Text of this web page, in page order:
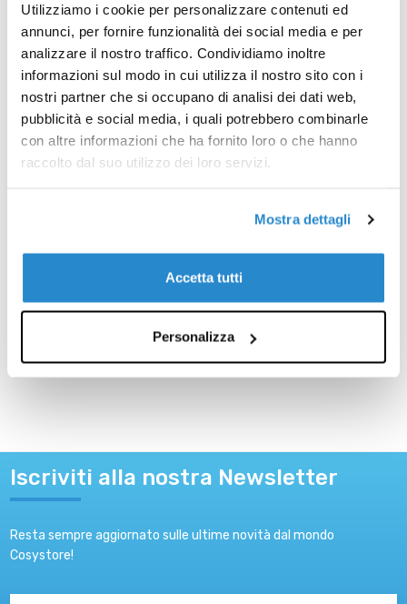
Utilizziamo i cookie per personalizzare contenuti ed
annunci, per fornire funzionalità dei social media e per
analizzare il nostro traffico. Condividiamo inoltre
informazioni sul modo in cui utilizza il nostro sito con i
nostri partner che si occupano di analisi dei dati web,
pubblicità e social media, i quali potrebbero combinarle
con altre informazioni che ha fornito loro o che hanno
raccolto dal suo utilizzo dei loro servizi.
Mostra dettagli
Accetta tutti
Personalizza
Atyab al Marshoud - Salt
all over body perfumes
€59,00
Iscriviti alla nostra Newsletter
Resta sempre aggiornato sulle ultime novità dal mondo
Cosystore!